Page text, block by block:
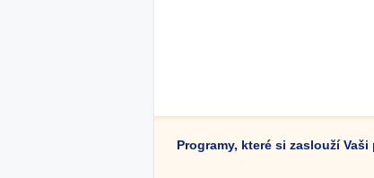
Programy, které si zaslouží